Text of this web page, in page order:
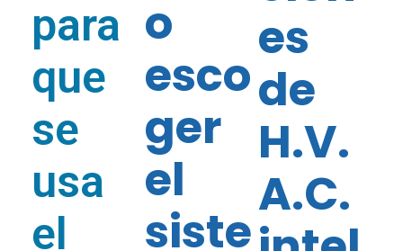
para
que
se
usa
el
o
esco
ger
el
siste
es
de
H.V.
A.C.